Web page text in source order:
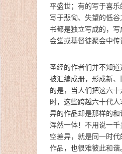
平盛世；有的写于喜
写于悲恸、失望的低
书都是独立写成的，
会堂或基督徒聚会中传
圣经的作者们并不知
被汇编成册，形成新
的是，当人们把这六
时，这些跨越六十代
异的作品却是那样的和
浑然一体！不用说一
空差异，就是同一时
作品，也很难彼此和